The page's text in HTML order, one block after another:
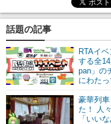
マンガ
ニコニコQ
話題の記事
RTAイ
する全
pan」の
にわた
豪華列
た！ 人
「いい